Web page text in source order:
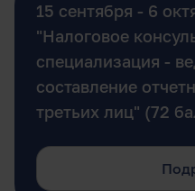
15 сентября - 6
"Налоговое
специализация -
составление
третьих лиц" (72